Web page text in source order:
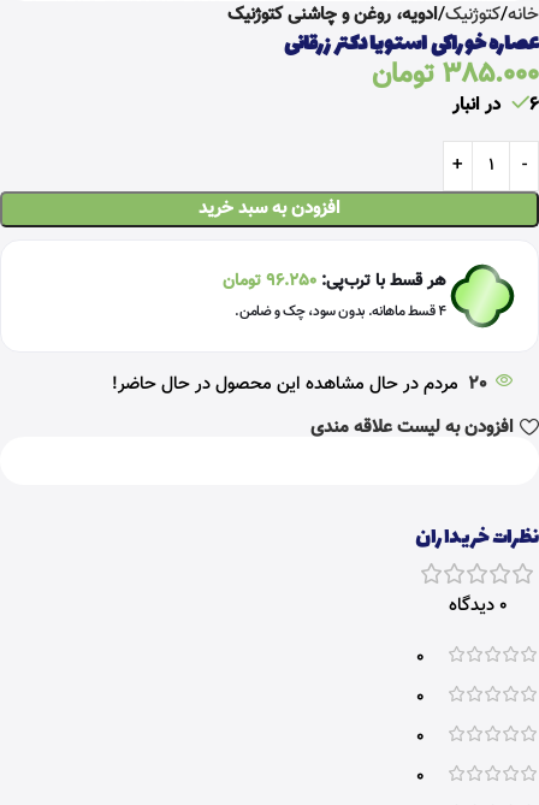
خانه کتوژنیک ادویه، روغن و چاشنی کتوژنیک
عصاره خوراکی استویا دکتر زرقانی
385.000تومان
6 در انبار
افزودن به سبد خرید
هر قسط با ترب‌پی: 96.250تومان
۴ قسط ماهانه. بدون سود، چک و ضامن.
20 مردم در حال مشاهده این محصول در حال حاضر!
افزودن به لیست علاقه مندی
نظرات خریداران
0 دیدگاه
0
0
0
0